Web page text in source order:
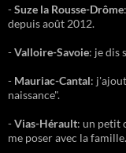
-Suze la Rousse-Drôme
depuis août 2012.
-Valloire-Savoie: je dis
- Mauriac-Cantal:
naissance".
-Vias-Hérault: un petit
me poser avec la famille.